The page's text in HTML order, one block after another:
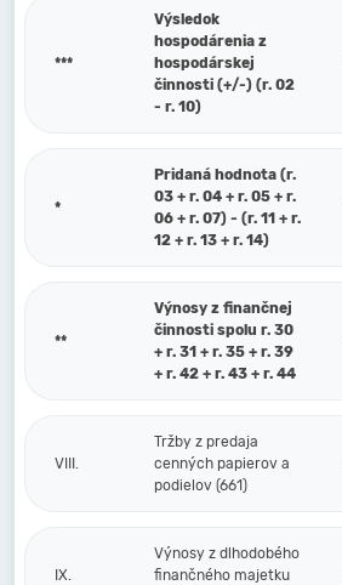
***
Výsledok
hospodárenia z
hospodárskej
činnosti (+/-) (r. 02
- r. 10)
*
Pridaná hodnota (r.
03 + r. 04 + r. 05 + r.
06 + r. 07) - (r. 11 + r.
12 + r. 13 + r. 14)
**
Výnosy z finančnej
činnosti spolu r. 30
+ r. 31 + r. 35 + r. 39
+ r. 42 + r. 43 + r. 44
VIII.
Tržby z predaja
cenných papierov a
podielov (661)
IX.
Výnosy z dlhodobého
finančného majetku